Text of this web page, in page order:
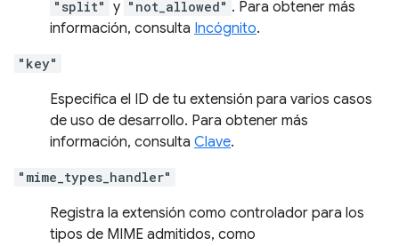
"split" y "not_allowed" . Para obtener más
información, consulta Incógnito.
"key"
Especifica el ID de tu extensión para varios casos
de uso de desarrollo. Para obtener más
información, consulta Clave.
"mime_types_handler"
Registra la extensión como controlador para los
tipos de MIME admitidos, como